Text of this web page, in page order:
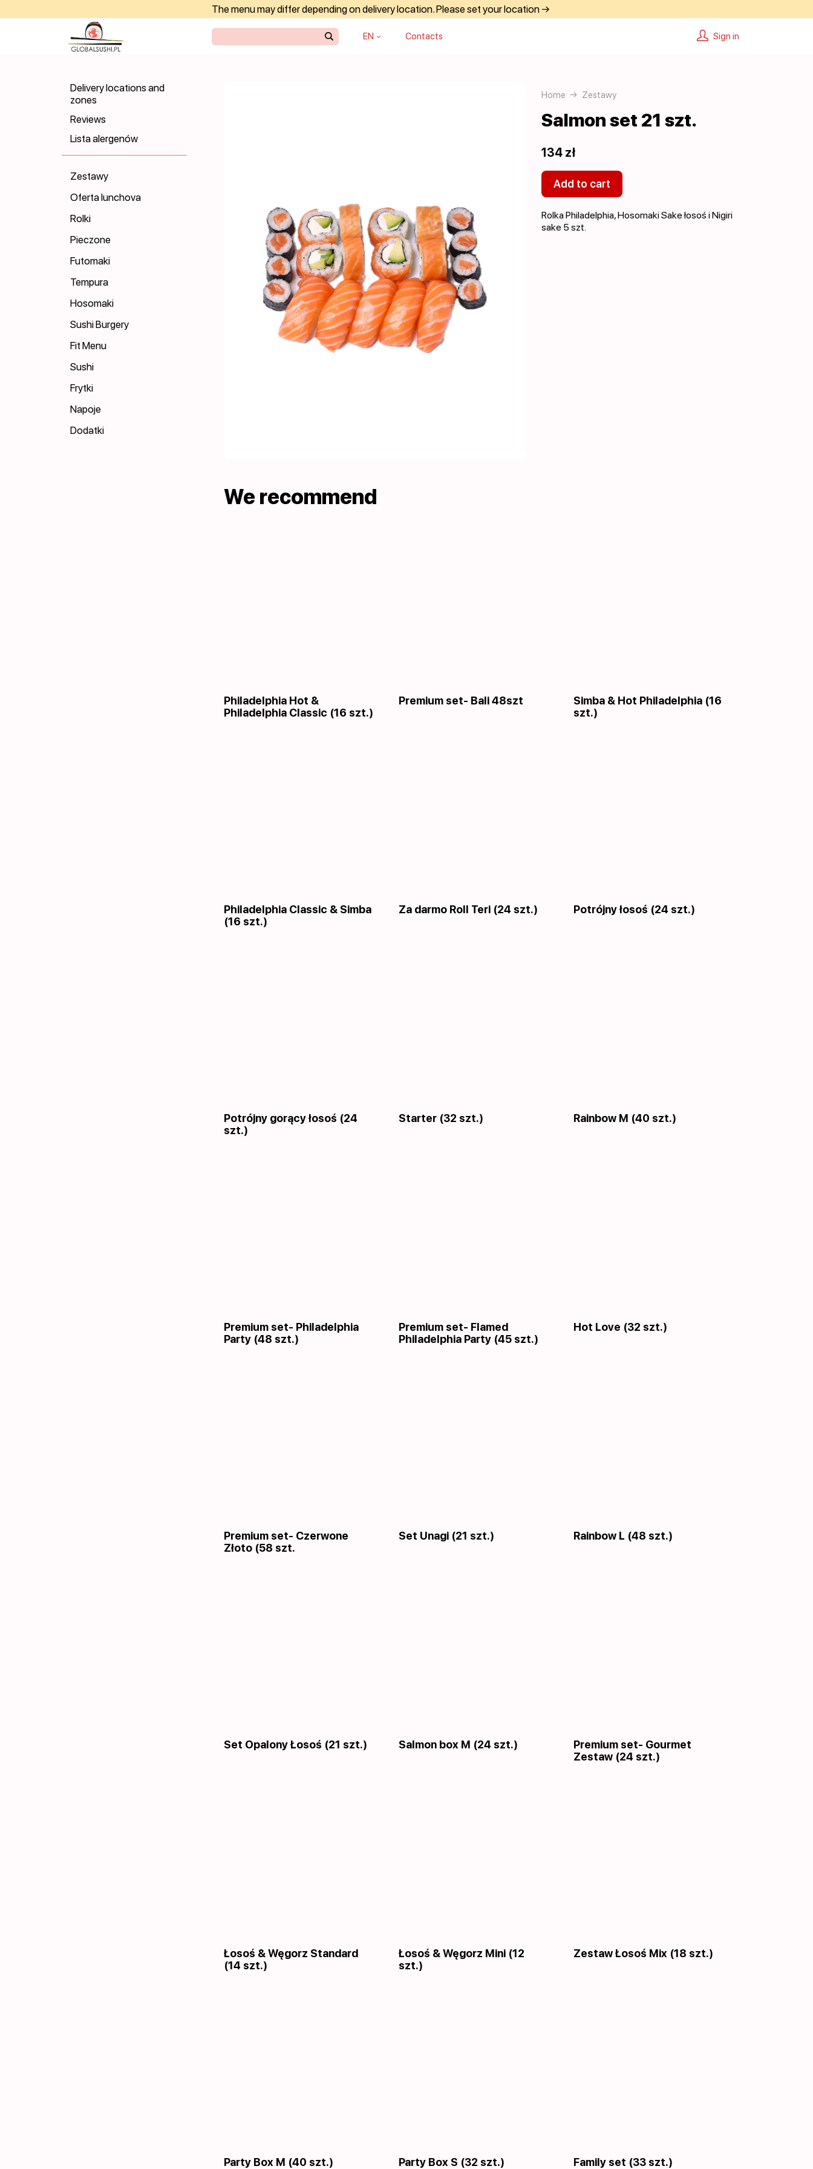
The menu may differ depending on delivery location. Please set your location →
EN Contacts Sign in
Delivery locations and
zones
Reviews
Lista alergenów
Zestawy
Oferta lunchova
Rolki
Pieczone
Futomaki
Tempura
Hosomaki
Sushi Burgery
Fit Menu
Sushi
Frytki
Napoje
Dodatki
Home Zestawy
Salmon set 21 szt.
134 zł
Add to cart
Rolka Philadelphia, Hosomaki Sake łosoś i Nigiri
sake 5 szt.
We recommend
Philadelphia Hot &
Philadelphia Classic (16 szt.)
Premium set- Bali 48szt
Simba & Hot Philadelphia (16
szt.)
Philadelphia Сlassic & Simba
(16 szt.)
Za darmo Roll Teri (24 szt.) Potrójny łosoś (24 szt.)
Potrójny gorący łosoś (24
szt.)
Starter (32 szt.) Rainbow M (40 szt.)
Premium set- Philadelphia
Party (48 szt.)
Premium set- Flamed
Philadelphia Party (45 szt.)
Hot Love (32 szt.)
Premium set- Czerwone
Złoto (58 szt.
Set Unagi (21 szt.) Rainbow L (48 szt.)
Set Opalony Łosoś (21 szt.) Salmon box M (24 szt.)
Premium set- Gourmet
Zestaw (24 szt.)
Łosoś & Węgorz Standard
(14 szt.)
Łosoś & Węgorz Mini (12
szt.)
Zestaw Łosoś Mix (18 szt.)
Party Box M (40 szt.) Party Box S (32 szt.) Family set (33 szt.)